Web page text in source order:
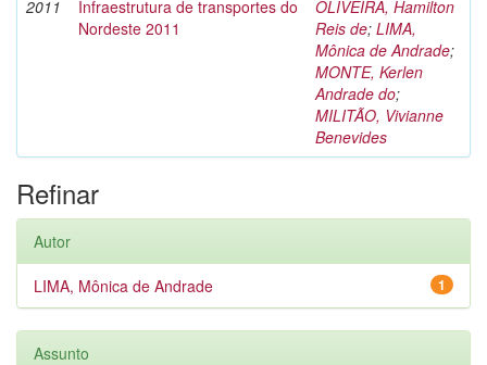
2011
Infraestrutura de transportes do
Nordeste 2011
OLIVEIRA, Hamilton
Reis de; LIMA,
Mônica de Andrade;
MONTE, Kerlen
Andrade do;
MILITÃO, Vivianne
Benevides
Refinar
Autor
1
LIMA, Mônica de Andrade
Assunto